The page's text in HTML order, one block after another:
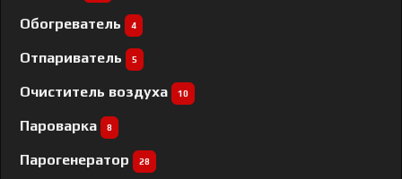
Обогреватель 4
Отпариватель 5
Очиститель воздуха 10
Пароварка 8
Парогенератор 28